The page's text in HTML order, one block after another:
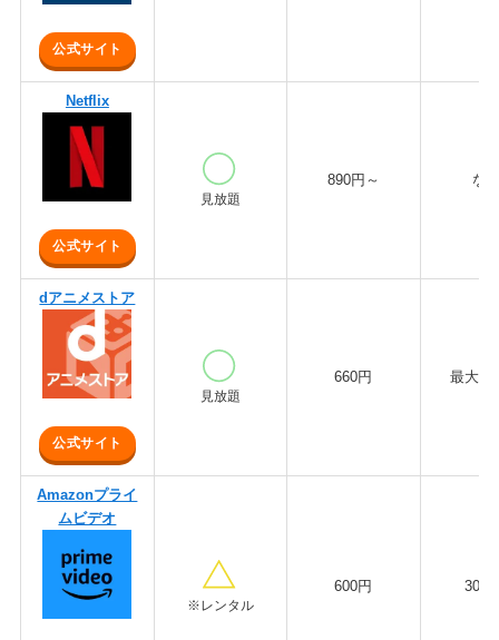
公式サイト
Netflix
公式サイト
見放題
890円～ な
dアニメストア
公式サイト
見放題
660円 最大31
Amazonプライ
ムビデオ
※レンタル
600円 30日